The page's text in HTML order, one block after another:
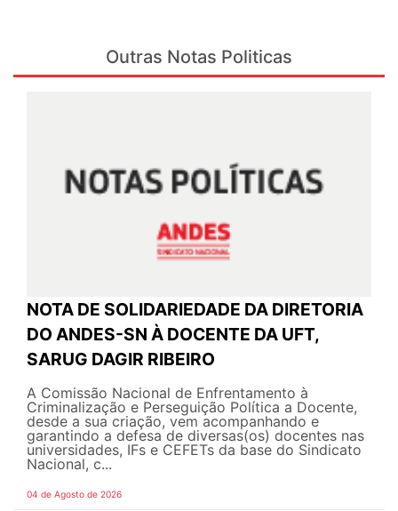
Outras Notas Politicas
NOTA DE SOLIDARIEDADE DA DIRETORIA
DO ANDES-SN À DOCENTE DA UFT,
SARUG DAGIR RIBEIRO
A Comissão Nacional de Enfrentamento à
Criminalização e Perseguição Política a Docente,
desde a sua criação, vem acompanhando e
garantindo a defesa de diversas(os) docentes nas
universidades, IFs e CEFETs da base do Sindicato
Nacional, c...
04 de Agosto de 2026